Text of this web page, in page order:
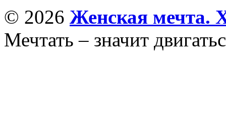
© 2026 Женская мечта.
Мечтать – значит